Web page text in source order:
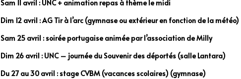
Sam 11 avril : UNC + animation repas à thème le midi
Dim 12 avril : AG Tir à l’arc (gymnase ou extérieur en fonction de la météo)
Sam 25 avril : soirée portugaise animée par l’association de Milly
Dim 26 avril : UNC – journée du Souvenir des déportés (salle Lantara)
Du 27 au 30 avril : stage CVBM (vacances scolaires) (gymnase)